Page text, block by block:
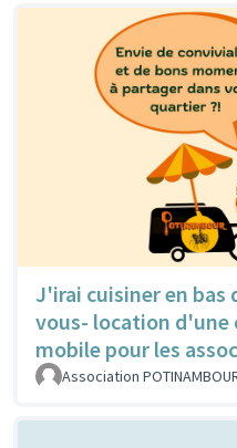
J'irai cuisiner en bas
vous- location d'une
mobile pour les
Association